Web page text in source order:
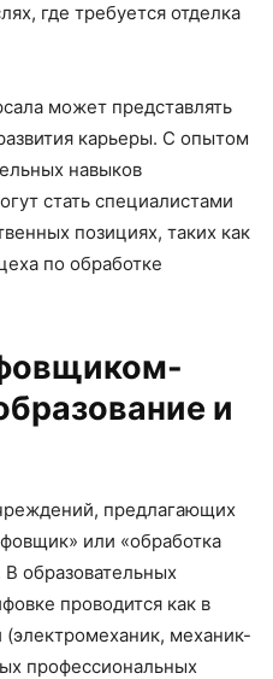
где требуется отделка
может представлять
карьеры. С опытом
навыков
стать специалистами
позициях, таких как
по обработке
и
предлагающих
или «обработка
образовательных
проводится как в
механик-
профессиональных